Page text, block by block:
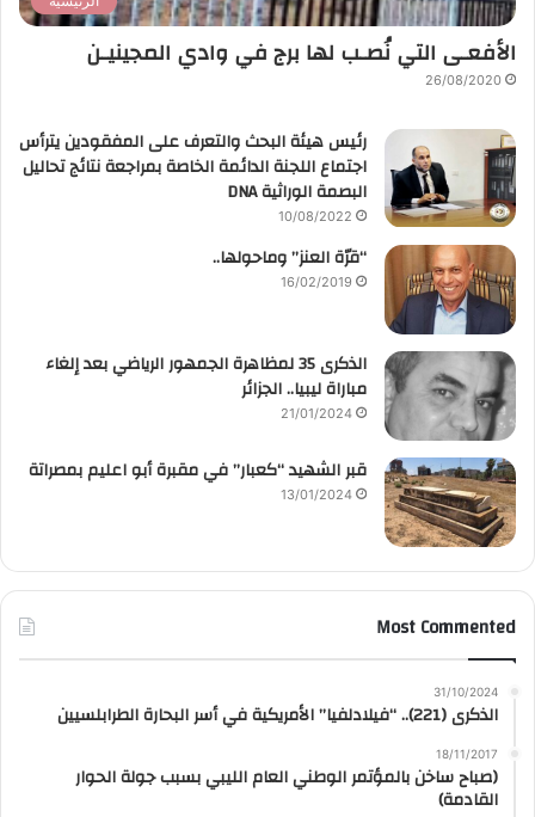
الأفعـى التي نُصـب لها برج في وادي المجينيـن
26/08/2020
رئيس هيئة البحث والتعرف على المفقودين يترأس
اجتماع اللجنة الدائمة الخاصة بمراجعة نتائج تحاليل
البصمة الوراثية DNA
10/08/2022
“قرّة العنز” وماحولها..
16/02/2019
الذكرى 35 لمظاهرة الجمهور الرياضي بعد إلغاء
مباراة ليبيا.. الجزائر
21/01/2024
قبر الشهيد “كعبار” في مقبرة أبو اعليم بمصراتة
13/01/2024
Most Commented
31/10/2024
الذكرى (221).. “فيلادلفيا” الأمريكية في أسر البحارة الطرابلسيين
18/11/2017
(صباح ساخن بالمؤتمر الوطني العام الليبي بسبب جولة الحوار
القادمة)